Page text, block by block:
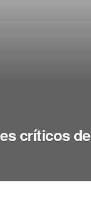
críticos de